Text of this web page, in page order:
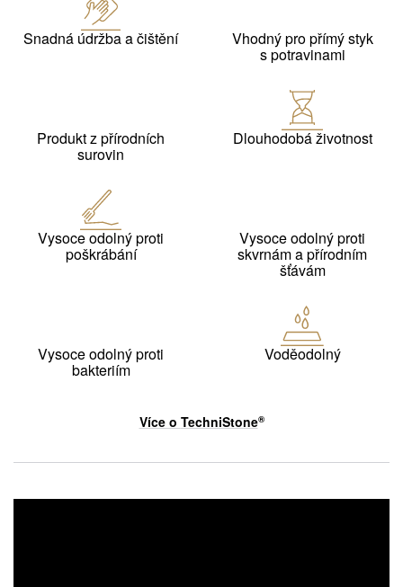
Snadná údržba a čištění Vhodný pro přímý styk
s potravinami
Produkt z přírodních
surovin
Dlouhodobá životnost
Vysoce odolný proti
poškrábání
Vysoce odolný proti
skvrnám a přírodním
šťávám
Vysoce odolný proti
bakteriím
Voděodolný
Více o TechniStone®